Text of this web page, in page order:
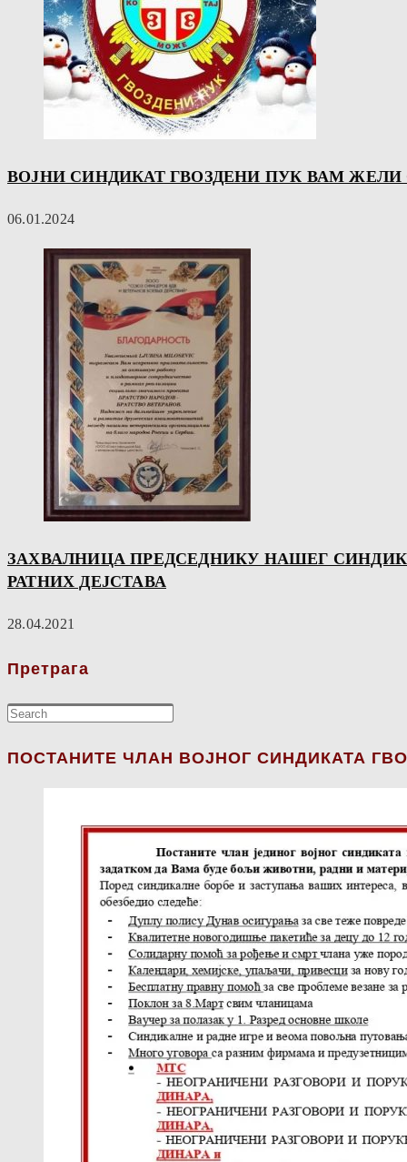
ВОЈНИ СИНДИКАТ ГВОЗДЕНИ ПУК ВАМ
06.01.2024
ЗАХВАЛНИЦА ПРЕДСЕДНИКУ НАШЕГ
РАТНИХ ДЕЈСТАВА
28.04.2021
Претрага
ПОСТАНИТЕ ЧЛАН ВОЈНОГ СИНДИКАТА